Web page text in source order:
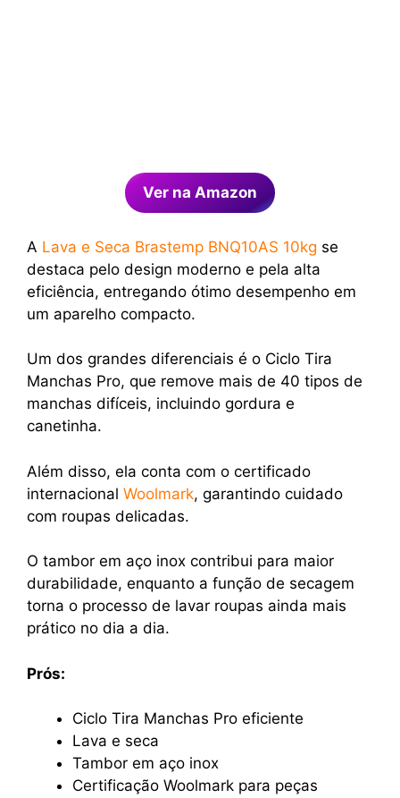
Ver na Amazon
A Lava e Seca Brastemp BNQ10AS 10kg se
destaca pelo design moderno e pela alta
eficiência, entregando ótimo desempenho em
um aparelho compacto.
Um dos grandes diferenciais é o Ciclo Tira
Manchas Pro, que remove mais de 40 tipos de
manchas difíceis, incluindo gordura e
canetinha.
Além disso, ela conta com o certificado
internacional Woolmark, garantindo cuidado
com roupas delicadas.
O tambor em aço inox contribui para maior
durabilidade, enquanto a função de secagem
torna o processo de lavar roupas ainda mais
prático no dia a dia.
Prós:
Ciclo Tira Manchas Pro eficiente
Lava e seca
Tambor em aço inox
Certificação Woolmark para peças